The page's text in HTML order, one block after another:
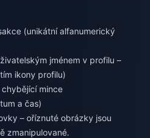
(unikátní alfanumerický
jménem v profilu –
ikony profilu)
mince
a čas)
– oříznuté obrázky jsou
zmanipulované.